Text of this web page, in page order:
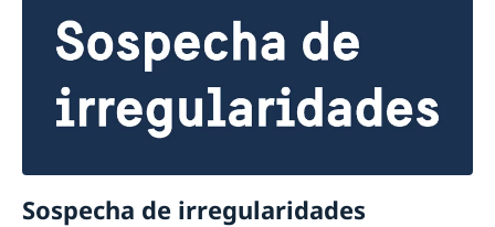
Sospecha de irregularidades